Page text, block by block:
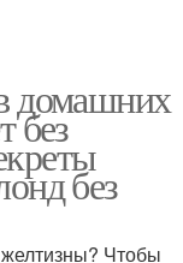
домашних
без
без
Чтобы